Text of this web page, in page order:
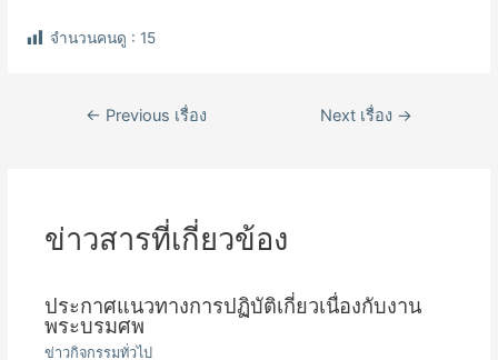
จำนวนคนดู : 15
← Previous เรื่อง Next เรื่อง →
ข่าวสารที่เกี่ยวข้อง
ประกาศแนวทางการปฏิบัติเกี่ยวเนื่องกับงาน
พระบรมศพ
ข่าวกิจกรรมทั่วไป